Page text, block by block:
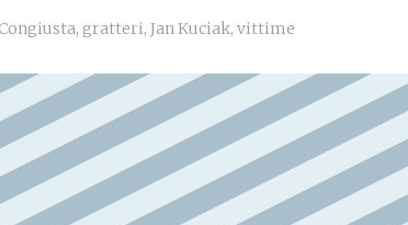
, gratteri, Jan Kuciak, vittime